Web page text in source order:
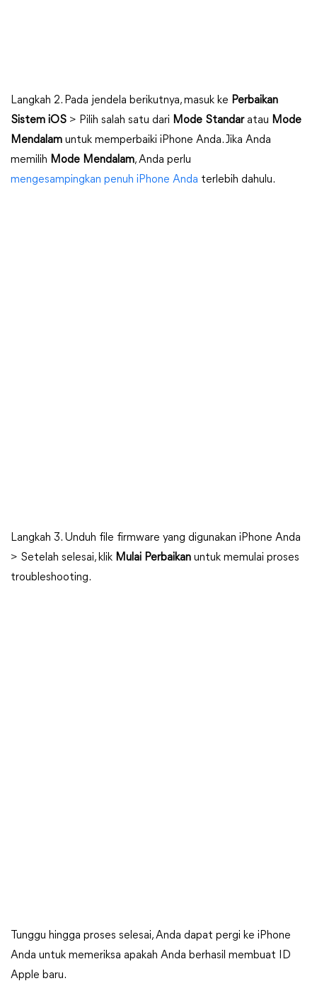
Langkah 2. Pada jendela berikutnya, masuk ke Perbaikan
Sistem iOS > Pilih salah satu dari Mode Standaratau Mode
Mendalam untuk memperbaiki iPhone Anda. Jika Anda
memilih Mode Mendalam, Anda perlu
mengesampingkan penuh iPhone Anda terlebih dahulu.
Langkah 3. Unduh file firmware yang digunakan iPhone Anda
> Setelah selesai, klik Mulai Perbaikan untuk memulai proses
troubleshooting.
Tunggu hingga proses selesai, Anda dapat pergi ke iPhone
Anda untuk memeriksa apakah Anda berhasil membuat ID
Apple baru.